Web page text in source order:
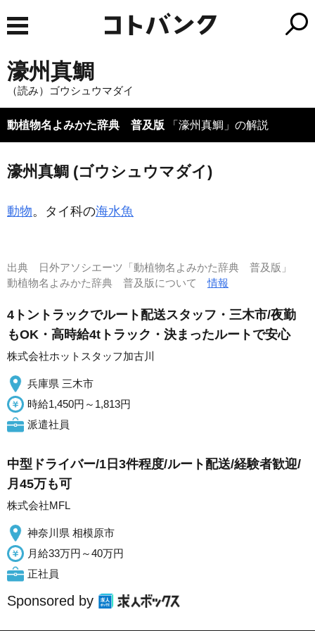
濠州真鯛
（読み）ゴウシュウマダイ
動植物名よみかた辞典 普及版 「濠州真鯛」の解説
濠州真鯛 (ゴウシュウマダイ)
動物。タイ科の海水魚
出典
日外アソシエーツ「動植物名よみかた辞典 普及版」
動植物名よみかた辞典 普及版について情報
4トントラックでルート配送スタッフ・三木市/夜勤
もOK・高時給4tトラック・決まったルートで安心
株式会社ホットスタッフ加古川
兵庫県 三木市
時給1,450円～1,813円
派遣社員
中型ドライバー/1日3件程度/ルート配送/経験者歓迎/
月45万も可
株式会社MFL
神奈川県 相模原市
月給33万円～40万円
正社員
Sponsored by